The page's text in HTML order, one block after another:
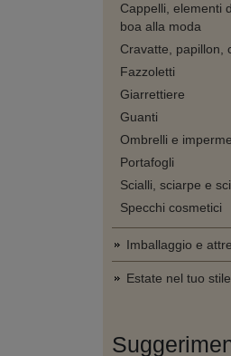
Cappelli, elementi
boa alla moda
Cravatte, papillon,
Fazzoletti
Giarrettiere
Guanti
Ombrelli e
Portafogli
Scialli, sciarpe e
Specchi cosmetici
Imballaggio e
Estate nel tuo stile